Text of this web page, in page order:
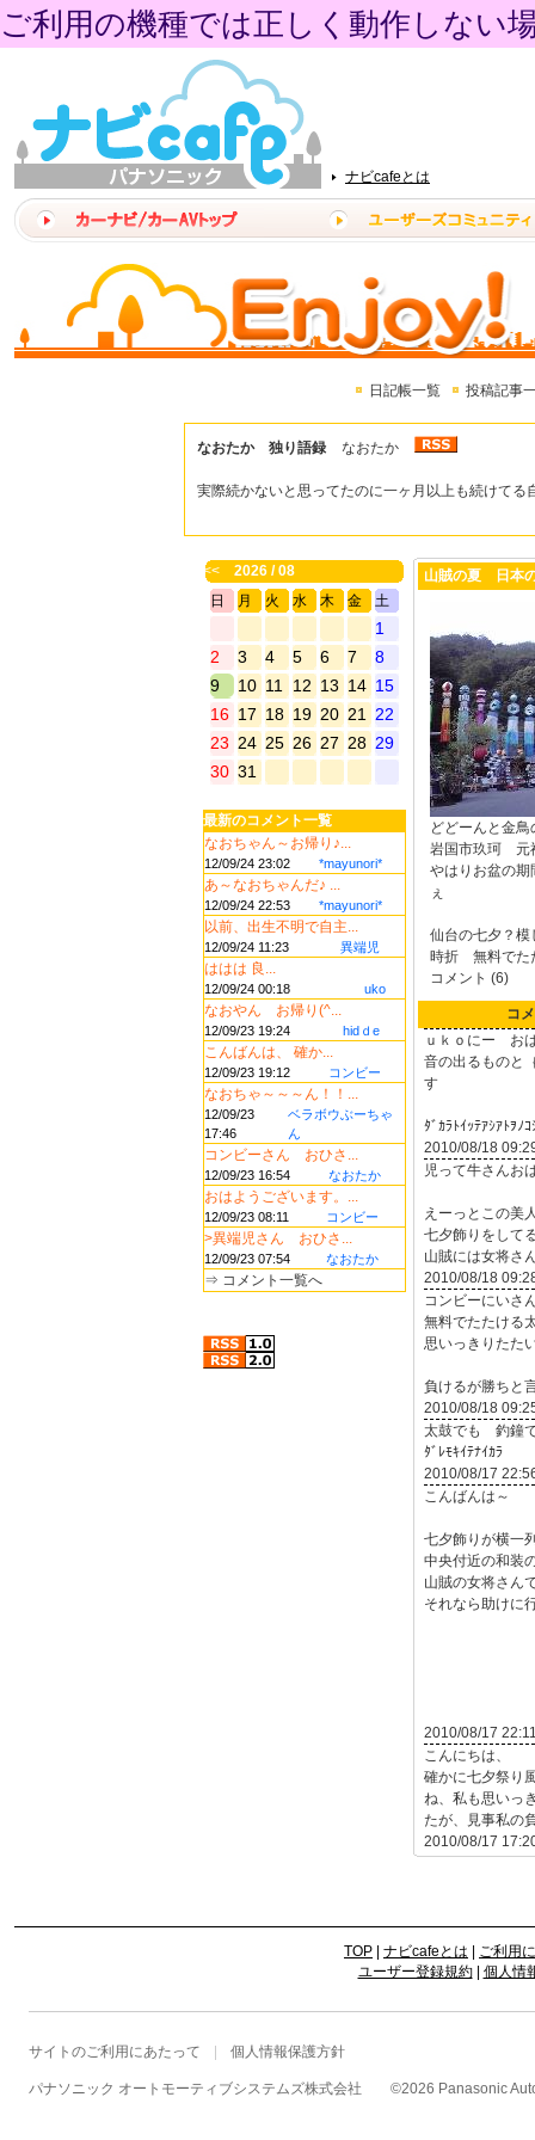
ご利用の機種では正しく動作しない
ナビcafeとは
日記帳一覧 投稿記事
なおたか 独り語録 なおたか
実際続かないと思ってたのに一ヶ月以上も続けてる
<<
2026 / 08
日
月 火 水 木 金 土
1
2
3 4 5 6 7
8
9
10 11 12 13 14 15
16 17 18 19 20 21
22
23 24 25 26 27 28 29
30 31
最新のコメント一覧
なおちゃん～お帰り♪...
12/09/24 23:02 *mayunori*
あ～なおちゃんだ♪ ...
12/09/24 22:53 *mayunori*
以前、出生不明で自主...
12/09/24 11:23 異端児
ははは 良...
12/09/24 00:18 uko
なおやん お帰り(^...
12/09/23 19:24 hidｄe
こんばんは、 確か...
12/09/23 19:12 コンビー
なおちゃ～～～ん！！...
12/09/23
17:46
ベラボウぶーちゃ
ん
コンビーさん おひさ...
12/09/23 16:54 なおたか
おはようございます。...
12/09/23 08:11 コンビー
>異端児さん おひさ...
12/09/23 07:54 なおたか
⇒ コメント一覧へ
山賊の夏 日本
どどーんと金
岩国市玖珂 元
やはりお盆の期
ぇ
仙台の七夕？模
時折 無料でた
コメント (6)
コ
ｕｋｏにー お
音の出るものと
す
ﾀﾞｶﾗﾄｲｯﾃｱｼｱﾄｦﾉ
2010/08/18
児って牛さんお
えーっとこの美
七夕飾りをして
山賊には女将さ
2010/08/18
コンビーにいさ
無料でたたける
思いっきりたた
負けるが勝ちと
2010/08/18
太鼓でも 釣鐘
ﾀﾞﾚﾓｷｲﾃﾅｲｶﾗ
2010/08/17
こんばんは～
七夕飾りが横一
中央付近の和装
山賊の女将さん
それなら助けに
2010/08/17
こんにちは、
確かに七夕祭り
ね、私も思いっ
たが、見事私の
2010/08/17
TOP ナビcafeとは
ご利用
ユーザー登録規約| 個人情
サイトのご利用にあたって 個人情報保護方針
パナソニック オートモーティブシステムズ株式会社 ©2026 Panasonic